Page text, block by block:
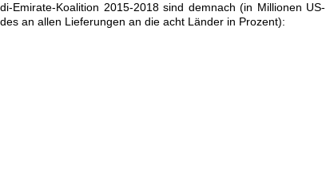
Emirate-Koalition 2015-2018 sind demnach (in Millionen US-
an allen Lieferungen an die acht Länder in Prozent):